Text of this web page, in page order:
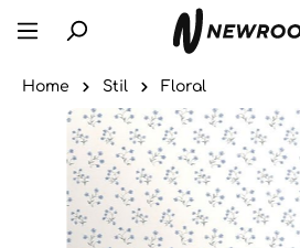
Home Stil Floral